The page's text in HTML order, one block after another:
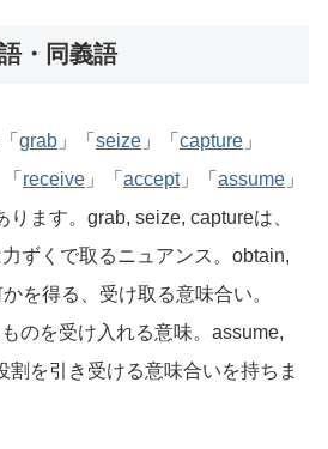
・同義語
grab 」「 seize 」「 capture 」
「 receive 」「 accept」「 assume 」
ります。grab, seize, captureは、
ずくで取るニュアンス。obtain,
を得る、受け取る意味合い。
のを受け入れる意味。assume,
割を引き受ける意味合いを持ちま